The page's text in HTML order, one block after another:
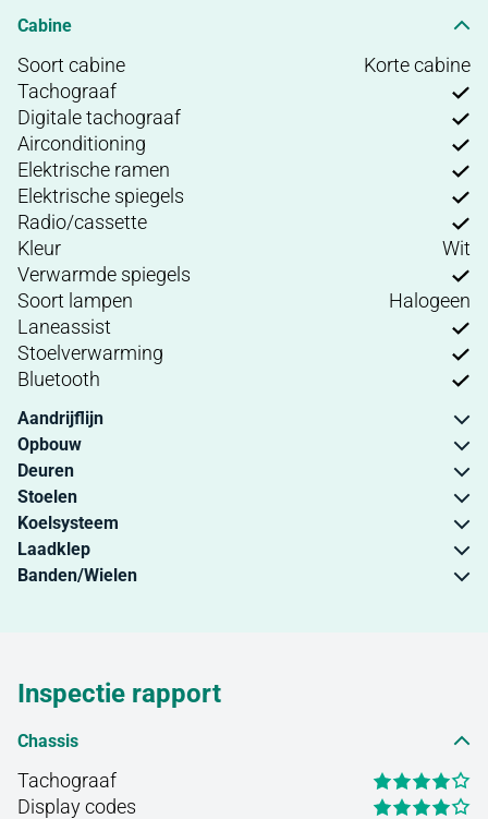
Cabine
Soort cabine
Korte cabine
Tachograaf
Digitale tachograaf
Airconditioning
Elektrische ramen
Elektrische spiegels
Radio/cassette
Kleur
Wit
Verwarmde spiegels
Soort lampen
Halogeen
Laneassist
Stoelverwarming
Bluetooth
Aandrijflijn
Opbouw
Deuren
Stoelen
Koelsysteem
Laadklep
Banden/Wielen
Inspectie rapport
Chassis
Tachograaf
Display codes